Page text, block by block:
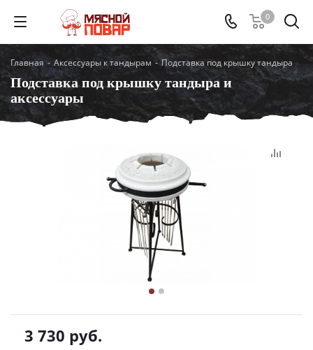
0
Главная - Аксессуары к тандырам - Подставка под крышку тандыра
Подставка под крышку тандыра и
аксессуары
3 730 руб.